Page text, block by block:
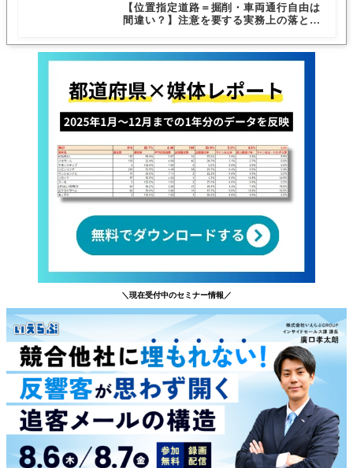
【位置指定道路＝掘削・車両通行自由は
間違い？】注意を要する実務上の落とし
＼現在受付中のセミナー情報／